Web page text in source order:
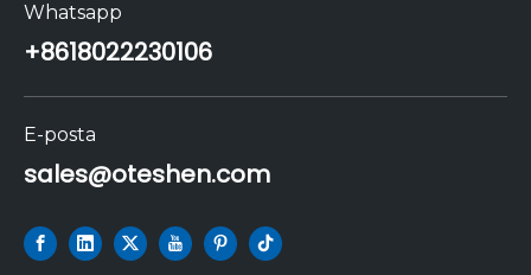
Whatsapp
+8618022230106
E-posta
sales@oteshen.com